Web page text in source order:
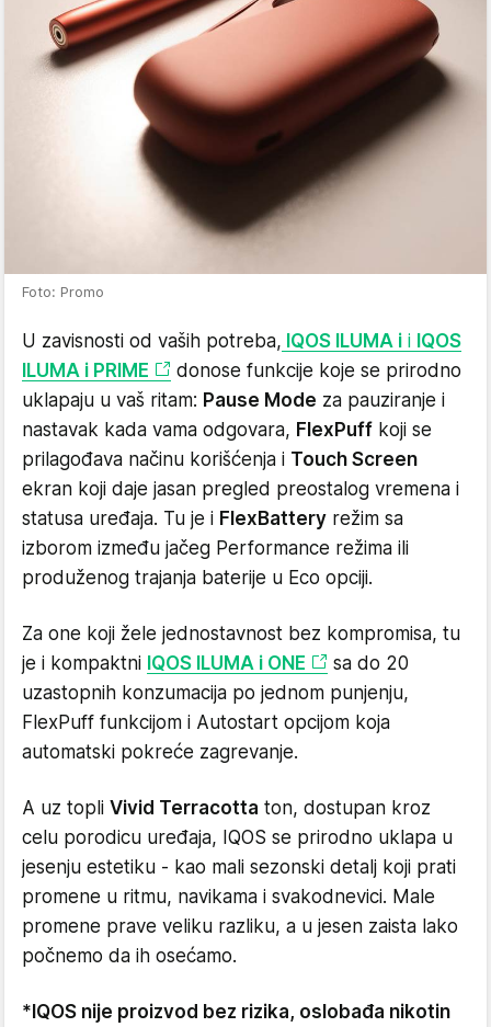
Foto: Promo
U zavisnosti od vaših potreba, IQOS ILUMA i i IQOS
ILUMA i PRIME
donose funkcije koje se prirodno
uklapaju u vaš ritam: Pause Mode za pauziranje i
nastavak kada vama odgovara, FlexPuff koji se
prilagođava načinu korišćenja i Touch Screen
ekran koji daje jasan pregled preostalog vremena i
statusa uređaja. Tu je i FlexBattery režim sa
izborom između jačeg Performance režima ili
produženog trajanja baterije u Eco opciji.
Za one koji žele jednostavnost bez kompromisa, tu
je i kompaktni IQOS ILUMA i ONE
sa do 20
uzastopnih konzumacija po jednom punjenju,
FlexPuff funkcijom i Autostart opcijom koja
automatski pokreće zagrevanje.
A uz topli Vivid Terracotta ton, dostupan kroz
celu porodicu uređaja, IQOS se prirodno uklapa u
jesenju estetiku - kao mali sezonski detalj koji prati
promene u ritmu, navikama i svakodnevici. Male
promene prave veliku razliku, a u jesen zaista lako
počnemo da ih osećamo.
*IQOS nije proizvod bez rizika, oslobađa nikotin